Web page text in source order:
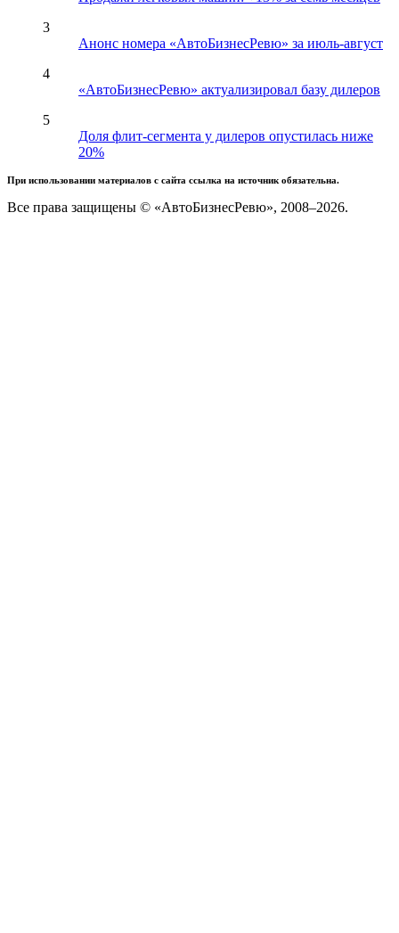
3
Анонс номера «АвтоБизнесРевю» за июль-август
4
«АвтоБизнесРевю» актуализировал базу дилеров
5
Доля флит-сегмента у дилеров опустилась ниже
20%
При использовании материалов с сайта ссылка на источник обязательна.
Все права защищены © «АвтоБизнесРевю», 2008–2026.